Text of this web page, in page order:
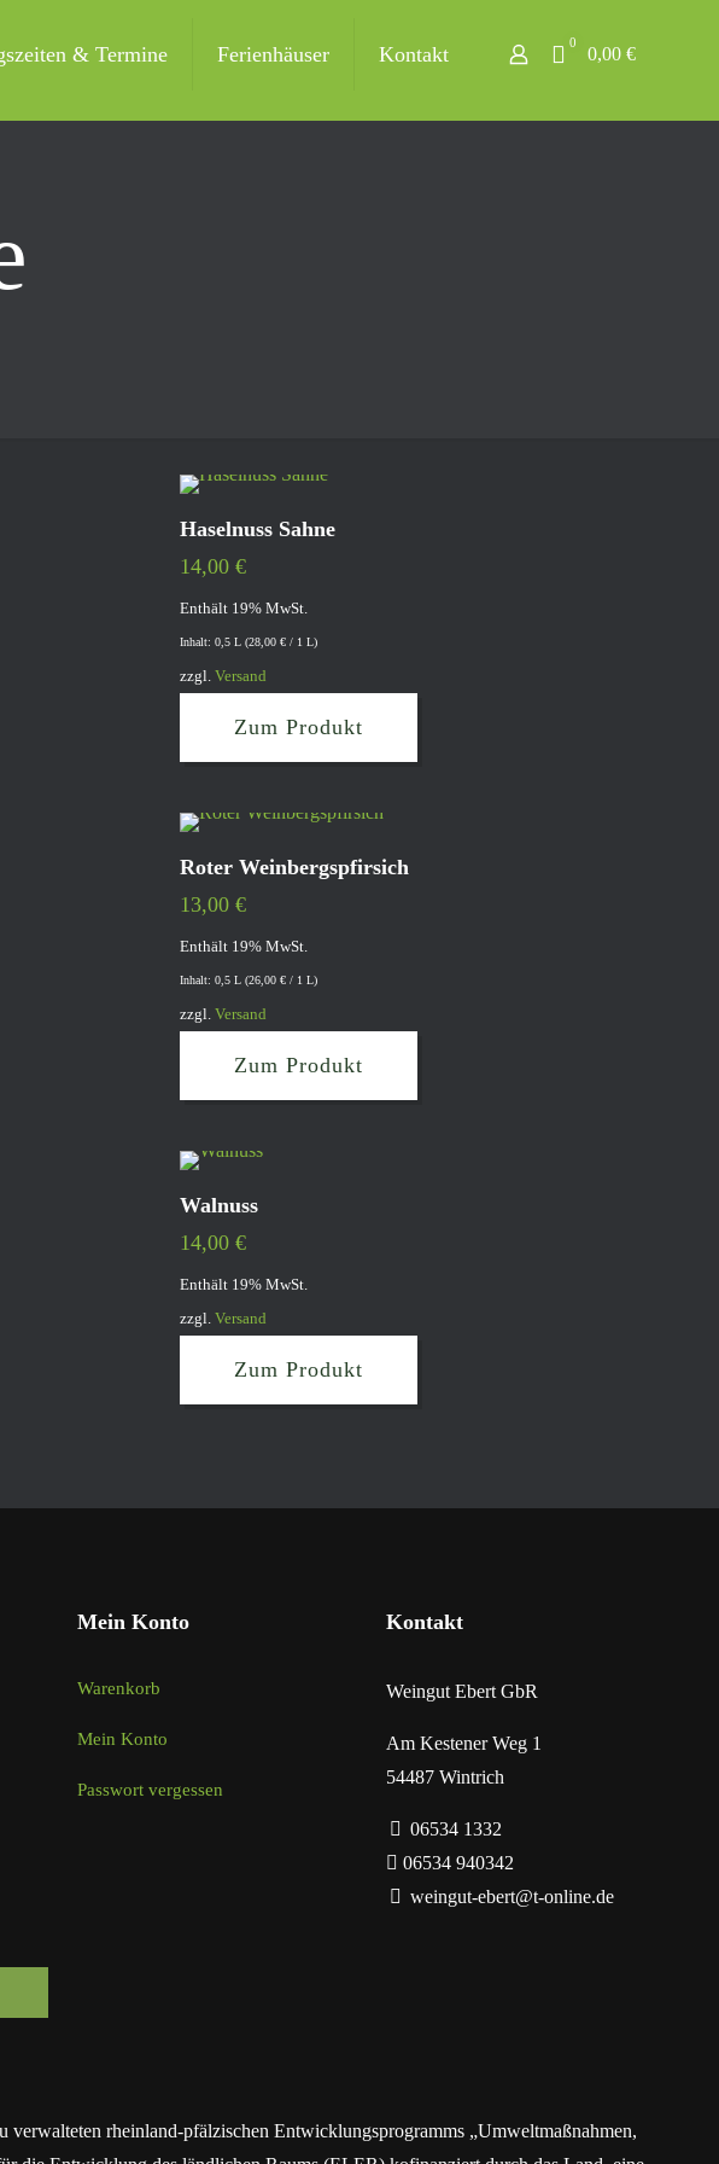
& Termine Ferienhäuser Kontakt 0
0,00 €
Haselnuss Sahne
14,00€
Enthält 19% MwSt.
Inhalt: 0,5 L (28,00€ / 1 L)
zzgl.Versand
Zum Produkt
Roter Weinbergspfirsich
13,00€
Enthält 19% MwSt.
Inhalt: 0,5 L (26,00€ / 1 L)
zzgl.Versand
Zum Produkt
Walnuss
14,00€
Enthält 19% MwSt.
zzgl.Versand
Zum Produkt
Mein Konto
Warenkorb
Mein Konto
Passwort vergessen
Kontakt
Weingut Ebert GbR
Am Kestener Weg 1
54487 Wintrich
06534 1332
06534 940342
weingut-ebert@t-online.de
rheinland-pfälzischen Entwicklungsprogramms „Umweltmaßnahmen,